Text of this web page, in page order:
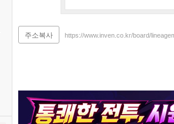
주소복사 https://www.inven.co.kr/board/